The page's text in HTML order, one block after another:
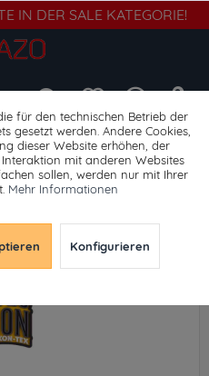
IN DER SALE KATEGORIE!
für den technischen Betrieb der
gesetzt werden. Andere Cookies,
dieser Website erhöhen, der
mit anderen Websites
sollen, werden nur mit Ihrer
Mehr Informationen
Konfigurieren